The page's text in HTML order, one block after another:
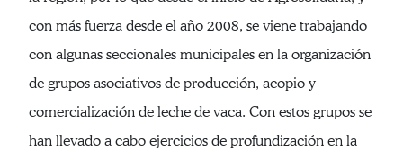
con más fuerza desde el año 2008, se viene trabajando
con algunas seccionales municipales en la organización
de grupos asociativos de producción, acopio y
comercialización de leche de vaca. Con estos grupos se
han llevado a cabo ejercicios de profundización en la